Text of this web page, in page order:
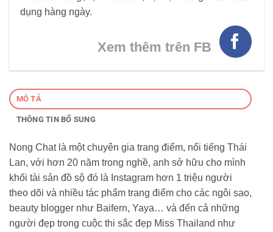
dụng hàng ngày.
Xem thêm trên FB
MÔ TẢ
THÔNG TIN BỔ SUNG
Nong Chat là một chuyên gia trang điểm, nổi tiếng Thái
Lan, với hơn 20 năm trong nghề, anh sở hữu cho mình
khối tài sản đồ sộ đó là Instagram hơn 1 triệu người
theo dõi và nhiều tác phẩm trang điểm cho các ngôi sao,
beauty blogger như Baifern, Yaya… và đến cả những
người đẹp trong cuộc thi sắc đẹp Miss Thailand như